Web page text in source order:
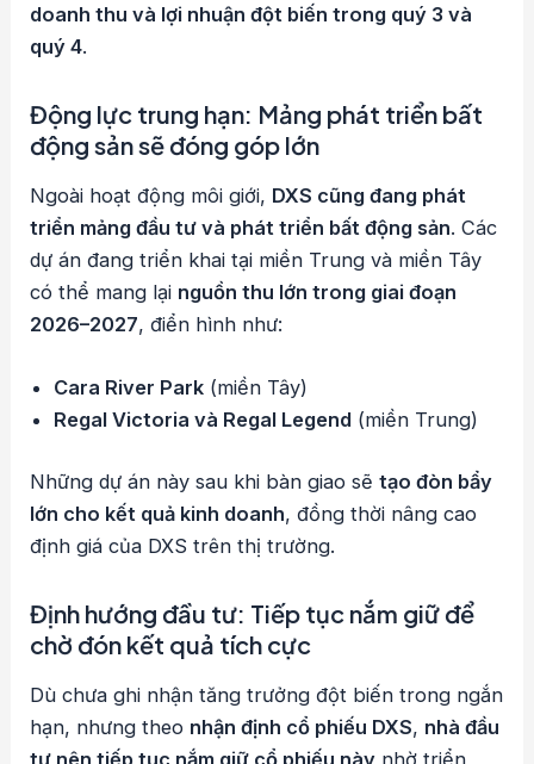
doanh thu và lợi nhuận đột biến trong quý 3 và
quý 4.
Động lực trung hạn: Mảng phát triển bất
động sản sẽ đóng góp lớn
Ngoài hoạt động môi giới, DXS cũng đang phát
triển mảng đầu tư và phát triển bất động sản. Các
dự án đang triển khai tại miền Trung và miền Tây
có thể mang lại nguồn thu lớn trong giai đoạn
2026–2027, điển hình như:
Cara River Park (miền Tây)
Regal Victoria và Regal Legend (miền Trung)
Những dự án này sau khi bàn giao sẽtạo đòn bẩy
lớn cho kết quả kinh doanh, đồng thời nâng cao
định giá của DXS trên thị trường.
Định hướng đầu tư: Tiếp tục nắm giữ để
chờ đón kết quả tích cực
Dù chưa ghi nhận tăng trưởng đột biến trong ngắn
hạn, nhưng theo nhận định cổ phiếu DXS, nhà đầu
tư nên tiếp tục nắm giữ cổ phiếu này nhờ triển